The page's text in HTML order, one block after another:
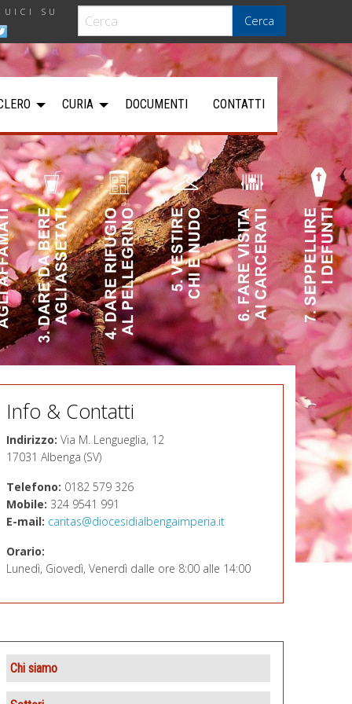
Cerca
SU
CURIA DOCUMENTI CONTATTI
Info & Contatti
Indirizzo: Via M. Lengueglia, 12
17031 Albenga (SV)
Telefono: 0182 579 326
Mobile: 324 9541 991
E-mail: caritas@diocesidialbengaimperia.it
Orario:
Lunedì, Giovedì, Venerdì dalle ore 8:00 alle 14:00
Chi siamo
Presentazione